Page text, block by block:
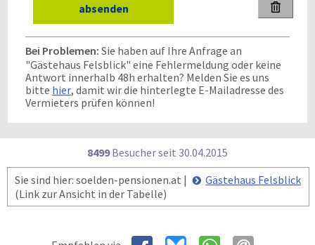

Bei Problemen: Sie haben auf Ihre Anfrage an
"Gästehaus Felsblick" eine Fehlermeldung oder keine
Antwort innerhalb 48h erhalten? Melden Sie es uns
bitte hier, damit wir die hinterlegte E-Mailadresse des
Vermieters prüfen können!
8499Besucher seit 30.04.2015
Sie sind hier: soelden-pensionen.at |
Gästehaus Felsblick
(Link zur Ansicht in der Tabelle)